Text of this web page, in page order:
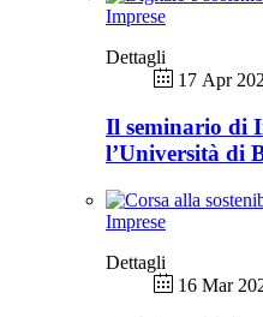
Imprese
Dettagli
17 Apr
Il seminario di
l’Università di
Imprese
Dettagli
16 Mar